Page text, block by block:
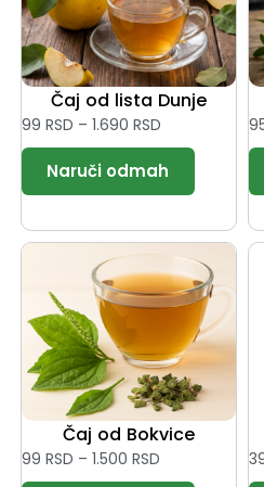
Čaj od lista Dunje
99 RSD – 1.690 RSD
Čaj od Bokvice
99 RSD – 1.500 RSD